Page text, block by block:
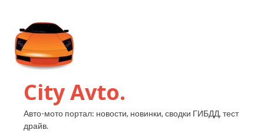
City Avto.
Авто-мото портал: новости, новинки, сводки ГИБДД, тест
драйв.